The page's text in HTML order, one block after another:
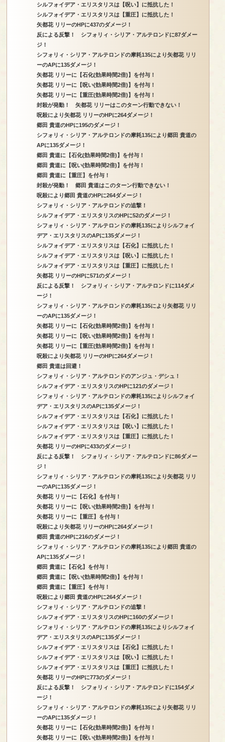
シルフォイデア・エリスタリスは【呪い】に抵抗した！
シルフォイデア・エリスタリスは【重圧】に抵抗した！
矢都花 リリーのHPに437のダメージ！
反による反撃！ シフォリィ・シリア・アルテロンドに87ダメー
ジ！
シフォリィ・シリア・アルテロンドの摩耗135により矢都花 リリ
ーのAPに135ダメージ！
矢都花 リリーに【石化(効果時間2倍)】を付与！
矢都花 リリーに【呪い(効果時間2倍)】を付与！
矢都花 リリーに【重圧(効果時間2倍)】を付与！
封殺が発動！ 矢都花 リリーはこのターン行動できない！
呪殺により矢都花 リリーのHPに264ダメージ！
郷田 貴道のHPに195のダメージ！
シフォリィ・シリア・アルテロンドの摩耗135により郷田 貴道の
APに135ダメージ！
郷田 貴道に【石化(効果時間2倍)】を付与！
郷田 貴道に【呪い(効果時間2倍)】を付与！
郷田 貴道に【重圧】を付与！
封殺が発動！ 郷田 貴道はこのターン行動できない！
呪殺により郷田 貴道のHPに264ダメージ！
シフォリィ・シリア・アルテロンドの追撃！
シルフォイデア・エリスタリスのHPに52のダメージ！
シフォリィ・シリア・アルテロンドの摩耗135によりシルフォイ
デア・エリスタリスのAPに135ダメージ！
シルフォイデア・エリスタリスは【石化】に抵抗した！
シルフォイデア・エリスタリスは【呪い】に抵抗した！
シルフォイデア・エリスタリスは【重圧】に抵抗した！
矢都花 リリーのHPに571のダメージ！
反による反撃！ シフォリィ・シリア・アルテロンドに114ダメ
ージ！
シフォリィ・シリア・アルテロンドの摩耗135により矢都花 リリ
ーのAPに135ダメージ！
矢都花 リリーに【石化(効果時間2倍)】を付与！
矢都花 リリーに【呪い(効果時間2倍)】を付与！
矢都花 リリーに【重圧(効果時間2倍)】を付与！
呪殺により矢都花 リリーのHPに264ダメージ！
郷田 貴道は回避！
シフォリィ・シリア・アルテロンドのアンジュ・デシュ！
シルフォイデア・エリスタリスのHPに121のダメージ！
シフォリィ・シリア・アルテロンドの摩耗135によりシルフォイ
デア・エリスタリスのAPに135ダメージ！
シルフォイデア・エリスタリスは【石化】に抵抗した！
シルフォイデア・エリスタリスは【呪い】に抵抗した！
シルフォイデア・エリスタリスは【重圧】に抵抗した！
矢都花 リリーのHPに433のダメージ！
反による反撃！ シフォリィ・シリア・アルテロンドに86ダメー
ジ！
シフォリィ・シリア・アルテロンドの摩耗135により矢都花 リリ
ーのAPに135ダメージ！
矢都花 リリーに【石化】を付与！
矢都花 リリーに【呪い(効果時間2倍)】を付与！
矢都花 リリーに【重圧】を付与！
呪殺により矢都花 リリーのHPに264ダメージ！
郷田 貴道のHPに216のダメージ！
シフォリィ・シリア・アルテロンドの摩耗135により郷田 貴道の
APに135ダメージ！
郷田 貴道に【石化】を付与！
郷田 貴道に【呪い(効果時間2倍)】を付与！
郷田 貴道に【重圧】を付与！
呪殺により郷田 貴道のHPに264ダメージ！
シフォリィ・シリア・アルテロンドの追撃！
シルフォイデア・エリスタリスのHPに160のダメージ！
シフォリィ・シリア・アルテロンドの摩耗135によりシルフォイ
デア・エリスタリスのAPに135ダメージ！
シルフォイデア・エリスタリスは【石化】に抵抗した！
シルフォイデア・エリスタリスは【呪い】に抵抗した！
シルフォイデア・エリスタリスは【重圧】に抵抗した！
矢都花 リリーのHPに773のダメージ！
反による反撃！ シフォリィ・シリア・アルテロンドに154ダメ
ージ！
シフォリィ・シリア・アルテロンドの摩耗135により矢都花 リリ
ーのAPに135ダメージ！
矢都花 リリーに【石化(効果時間2倍)】を付与！
矢都花 リリーに【呪い(効果時間2倍)】を付与！